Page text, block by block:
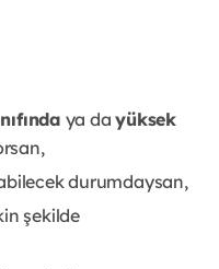
ya dayüksek
durumdaysan,
şekilde